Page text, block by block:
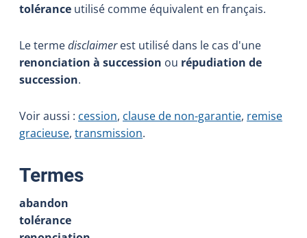
tolérance utilisé comme équivalent en français.
Le termedisclaimerest utilisé dans le cas d'une
renonciation à succession ou répudiation de
succession.
Voir aussi : cession, clause de non-garantie, remise
gracieuse, transmission.
Termes:
abandon
tolérance